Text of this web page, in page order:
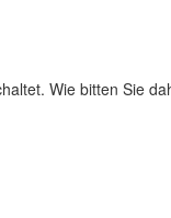
Wie bitten Sie